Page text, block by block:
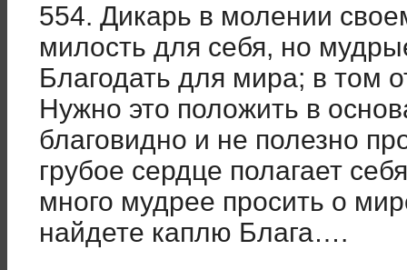
554. Дикарь в молении
милость для себя, но
Благодать для мира; в том
Нужно это положить в
благовидно и не полезно
грубое сердце полагает
много мудрее просить о
найдете каплю Блага….